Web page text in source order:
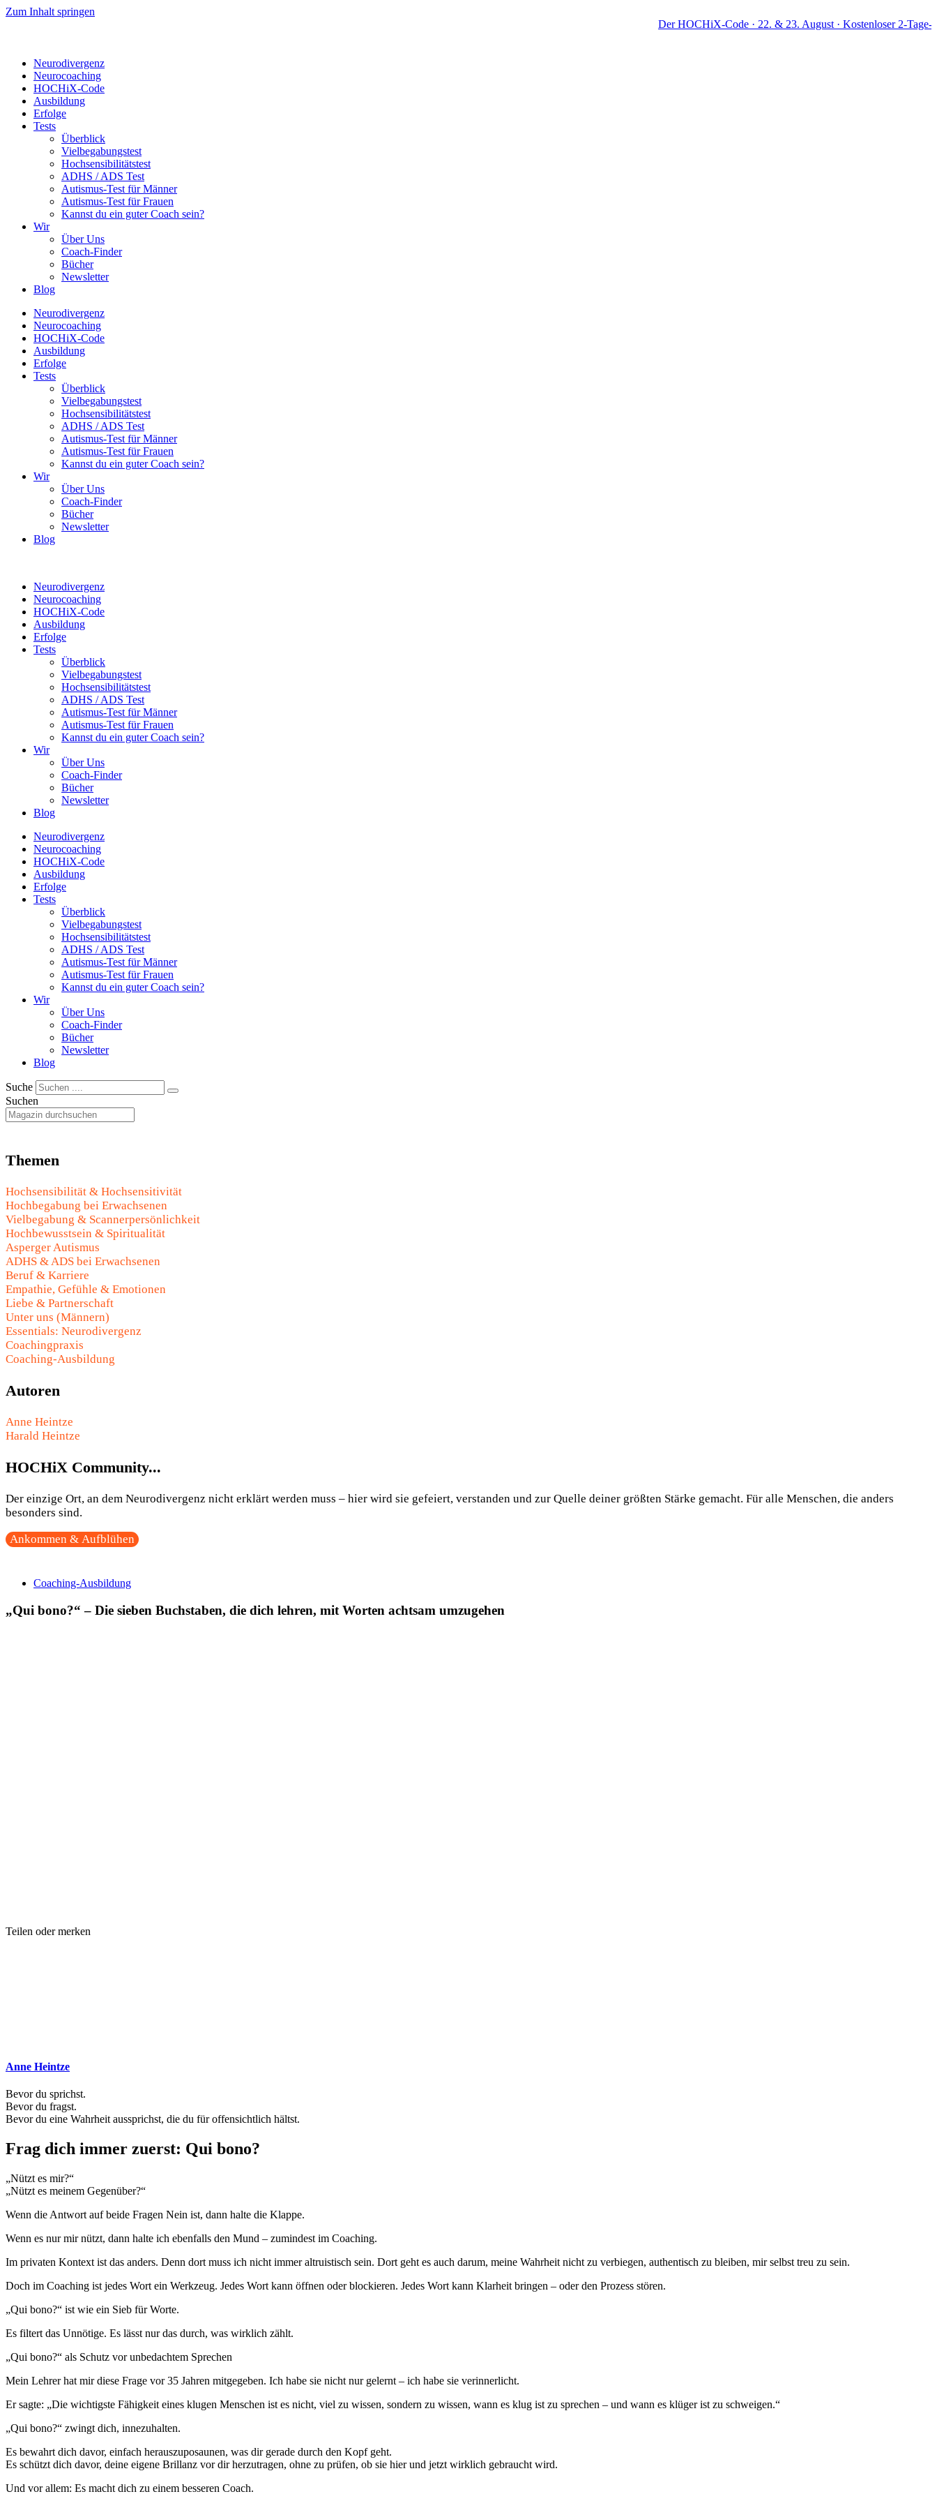
Zum Inhalt springen
Der HOCHiX-Code · 22. & 23. August · Kostenloser 2-Tage-
Neurodivergenz
Neurocoaching
HOCHiX-Code
Ausbildung
Erfolge
Tests
Überblick
Vielbegabungstest
Hochsensibilitätstest
ADHS / ADS Test
Autismus-Test für Männer
Autismus-Test für Frauen
Kannst du ein guter Coach sein?
Wir
Über Uns
Coach-Finder
Bücher
Newsletter
Blog
Neurodivergenz
Neurocoaching
HOCHiX-Code
Ausbildung
Erfolge
Tests
Überblick
Vielbegabungstest
Hochsensibilitätstest
ADHS / ADS Test
Autismus-Test für Männer
Autismus-Test für Frauen
Kannst du ein guter Coach sein?
Wir
Über Uns
Coach-Finder
Bücher
Newsletter
Blog
Neurodivergenz
Neurocoaching
HOCHiX-Code
Ausbildung
Erfolge
Tests
Überblick
Vielbegabungstest
Hochsensibilitätstest
ADHS / ADS Test
Autismus-Test für Männer
Autismus-Test für Frauen
Kannst du ein guter Coach sein?
Wir
Über Uns
Coach-Finder
Bücher
Newsletter
Blog
Neurodivergenz
Neurocoaching
HOCHiX-Code
Ausbildung
Erfolge
Tests
Überblick
Vielbegabungstest
Hochsensibilitätstest
ADHS / ADS Test
Autismus-Test für Männer
Autismus-Test für Frauen
Kannst du ein guter Coach sein?
Wir
Über Uns
Coach-Finder
Bücher
Newsletter
Blog
Suche
Suchen
Themen
Hochsensibilität & Hochsensitivität
Hochbegabung bei Erwachsenen
Vielbegabung & Scannerpersönlichkeit
Hochbewusstsein & Spiritualität
Asperger Autismus
ADHS & ADS bei Erwachsenen
Beruf & Karriere
Empathie, Gefühle & Emotionen
Liebe & Partnerschaft
Unter uns (Männern)
Essentials: Neurodivergenz
Coachingpraxis
Coaching-Ausbildung
Autoren
Anne Heintze
Harald Heintze
HOCHiX Community...
Der einzige Ort, an dem Neurodivergenz nicht erklärt werden muss – hier wird sie gefeiert, verstanden und zur Quelle deiner größten Stärke gemacht. Für alle Menschen, die anders
besonders sind.
Ankommen & Aufblühen
Coaching-Ausbildung
„Qui bono?“ – Die sieben Buchstaben, die dich lehren, mit Worten achtsam umzugehen
Teilen oder merken
Anne Heintze
Bevor du sprichst.
Bevor du fragst.
Bevor du eine Wahrheit aussprichst, die du für offensichtlich hältst.
Frag dich immer zuerst: Qui bono?
„Nützt es mir?“
„Nützt es meinem Gegenüber?“
Wenn die Antwort auf beide Fragen Nein ist, dann halte die Klappe.
Wenn es nur mir nützt, dann halte ich ebenfalls den Mund – zumindest im Coaching.
Im privaten Kontext ist das anders. Denn dort muss ich nicht immer altruistisch sein. Dort geht es auch darum, meine Wahrheit nicht zu verbiegen, authentisch zu bleiben, mir selbst treu zu sein.
Doch im Coaching ist jedes Wort ein Werkzeug. Jedes Wort kann öffnen oder blockieren. Jedes Wort kann Klarheit bringen – oder den Prozess stören.
„Qui bono?“ ist wie ein Sieb für Worte.
Es filtert das Unnötige. Es lässt nur das durch, was wirklich zählt.
„Qui bono?“ als Schutz vor unbedachtem Sprechen
Mein Lehrer hat mir diese Frage vor 35 Jahren mitgegeben. Ich habe sie nicht nur gelernt – ich habe sie verinnerlicht.
Er sagte: „Die wichtigste Fähigkeit eines klugen Menschen ist es nicht, viel zu wissen, sondern zu wissen, wann es klug ist zu sprechen – und wann es klüger ist zu schweigen.“
„Qui bono?“ zwingt dich, innezuhalten.
Es bewahrt dich davor, einfach herauszuposaunen, was dir gerade durch den Kopf geht.
Es schützt dich davor, deine eigene Brillanz vor dir herzutragen, ohne zu prüfen, ob sie hier und jetzt wirklich gebraucht wird.
Und vor allem: Es macht dich zu einem besseren Coach.